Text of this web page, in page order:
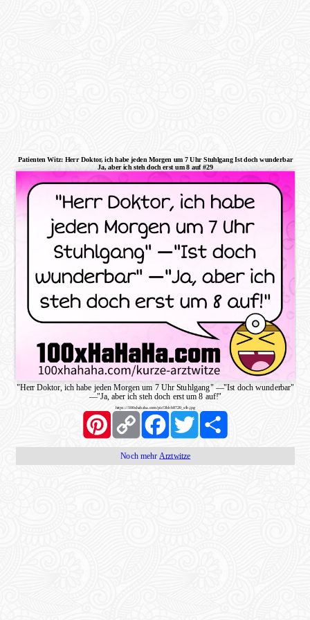
Patienten Witz: Herr Doktor, ich habe jeden Morgen um 7 Uhr Stuhlgang Ist doch wunderbar
Ja, aber ich steh doch erst um 8 auf #29
"Herr Doktor, ich habe jeden Morgen um 7 Uhr Stuhlgang" —"Ist doch wunderbar"
—"Ja, aber ich steh doch erst um 8 auf!"
https://100xhahaha.com/pic!3bbb8720_sfb.jpg
PinterestCopy
Link
FacebookTwitter Share
Noch mehr Arztwitze